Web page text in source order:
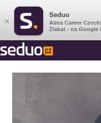
×
Seduo
Alma Career
Získat - na Google